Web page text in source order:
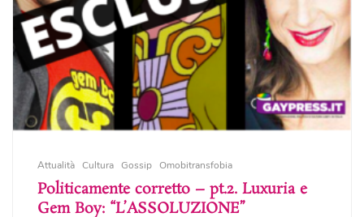
Attualità Cultura Gossip Omobitransfobia
Politicamente corretto – pt.2. Luxuria e
Gem Boy: “L’ASSOLUZIONE”